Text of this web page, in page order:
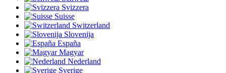
Svizzera
Suisse
Switzerland
Slovenija
España
Magyar
Nederland
Sverige